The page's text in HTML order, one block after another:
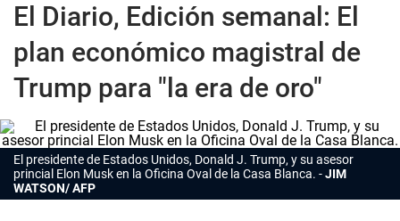
El Diario, Edición semanal: El
plan económico magistral de
Trump para "la era de oro"
El presidente de Estados Unidos, Donald J. Trump, y su asesor
princial Elon Musk en la Oficina Oval de la Casa Blanca.
JIM
WATSON/ AFP